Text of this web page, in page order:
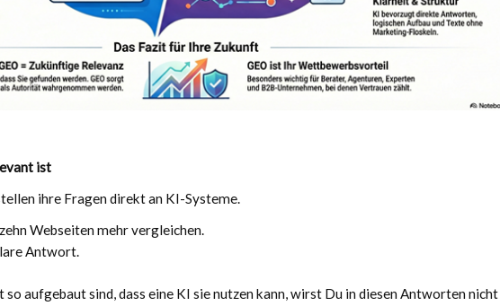
ist
ihre Fragen direkt an KI-Systeme.
Webseiten mehr vergleichen.
Antwort.
so aufgebaut sind, dass eine KI sie nutzen kann, wirst Du in diesen Antworten nicht